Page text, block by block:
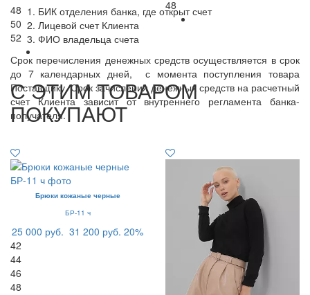
БИК отделения банка, где открыт счет
Лицевой счет Клиента
ФИО владельца счета
Срок перечисления денежных средств осуществляется в срок
до 7 календарных дней, с момента поступления товара
Поставщику. Срок зачисления денежных средств на расчетный
счет Клиента зависит от внутреннего регламента банка-
получателя.
48
50
52
48
С ЭТИМ ТОВАРОМ
ПОКУПАЮТ
Брюки кожаные черные
БР-11 ч
25 000 руб. 31 200 руб. 20%
42
44
46
48